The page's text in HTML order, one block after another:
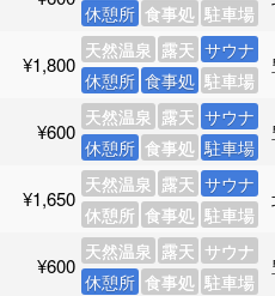
休憩所 食事処 駐車場
¥1,800
天然温泉 露天 サウナ
休憩所 食事処 駐車場
¥600
天然温泉 露天 サウナ
休憩所 食事処 駐車場
¥1,650
天然温泉 露天 サウナ
休憩所 食事処 駐車場
¥600
天然温泉 露天 サウナ
休憩所 食事処 駐車場